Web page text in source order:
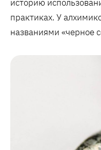
историю
практиках. У
названиями «черное